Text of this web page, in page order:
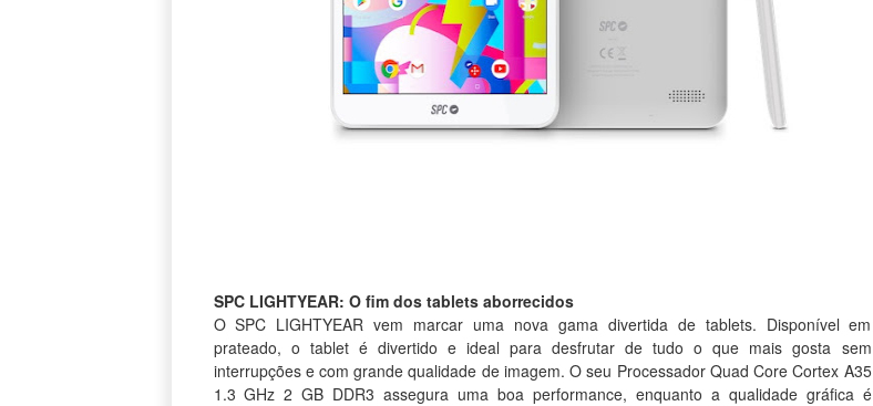
SPC LIGHTYEAR: O fim dos tablets aborrecidos
O SPC LIGHTYEAR vem marcar uma nova gama divertida de tablets. Disponível em
prateado, o tablet é divertido e ideal para desfrutar de tudo o que mais gosta sem
interrupções e com grande qualidade de imagem. O seu Processador Quad Core Cortex A35
1.3 GHz 2 GB DDR3 assegura uma boa performance, enquanto a qualidade gráfica é